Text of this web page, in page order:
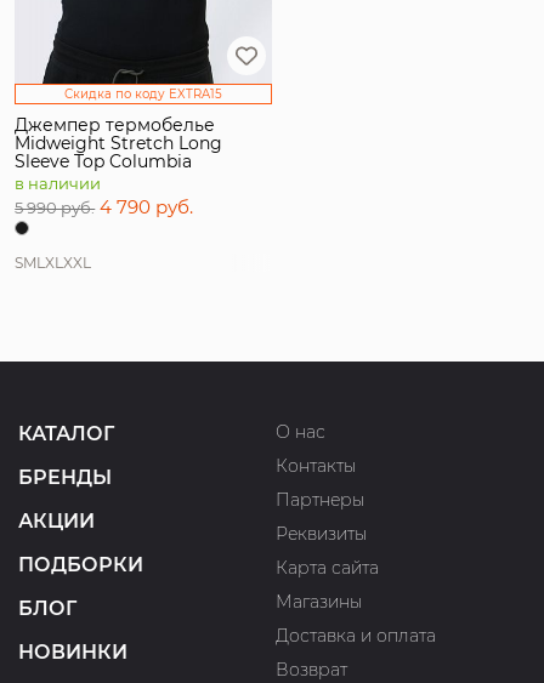
Скидка по коду EXTRA15
Джемпер термобелье
Midweight Stretch Long
Sleeve Top Columbia
в наличии
5 990 руб. 4 790 руб.
SMLXLXXL
КАТАЛОГ
БРЕНДЫ
АКЦИИ
ПОДБОРКИ
БЛОГ
НОВИНКИ
О нас
Контакты
Партнеры
Реквизиты
Карта сайта
Магазины
Доставка и оплата
Возврат